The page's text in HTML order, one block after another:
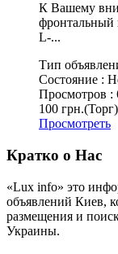
К Вашему
фронтальный
L-...
Тип
Состояние :
Просмотров :
100 грн.(Торг)
Просмотреть
Кратко о Нас
«Lux info» это
объявлений Киев,
размещения и
Украины.